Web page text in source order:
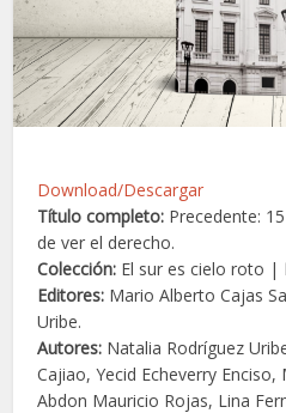
Download/Descargar
Título completo: Precedente:
de ver el derecho.
Colección: El sur es cielo roto |
Editores: Mario Alberto Cajas
Uribe.
Autores: Natalia Rodríguez
Cajiao, Yecid Echeverry
Abdon Mauricio Rojas, Lina